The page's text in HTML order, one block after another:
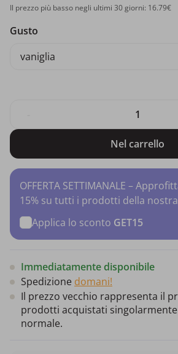
Il prezzo più basso negli ultimi 30 giorni: 16.79€
Gusto
vaniglia
Nel carrello
OFFERTA SETTIMANALE –
15% su tutti i prodotti della
Applica lo sconto GET15
Immediatamente disponibile
Spedizione domani!
Il prezzo vecchio rappresenta il
prodotti acquistati
normale.